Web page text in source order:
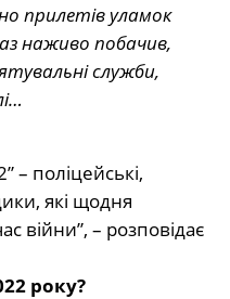
прилетів уламок
наживо побачив,
служби,
– поліцейські,
які щодня
війни”, – розповідає
року?